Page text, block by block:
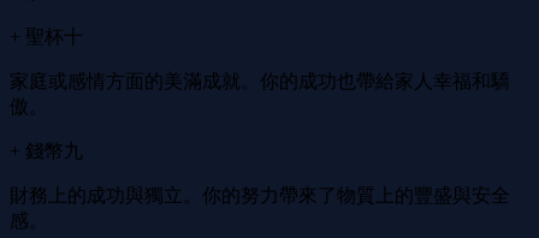
+ 聖杯十
家庭或感情方面的美滿成就。你的成功也帶給家人幸福和驕
傲。
+ 錢幣九
財務上的成功與獨立。你的努力帶來了物質上的豐盛與安全
感。